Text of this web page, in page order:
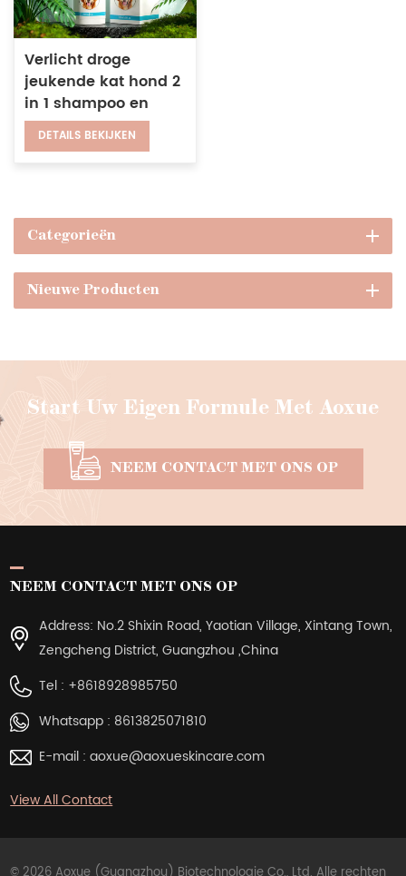
Verlicht droge
jeukende kat hond 2
in 1 shampoo en
conditioner
biologische
DETAILS BEKIJKEN
Categorieën
Nieuwe Producten
Start Uw Eigen Formule Met Aoxue
NEEM CONTACT MET ONS OP
NEEM CONTACT MET ONS OP
Address: No.2 Shixin Road, Yaotian Village, Xintang Town,
Zengcheng District, Guangzhou ,China
Tel : +8618928985750
Whatsapp : 8613825071810
E-mail : aoxue@aoxueskincare.com
View All Contact